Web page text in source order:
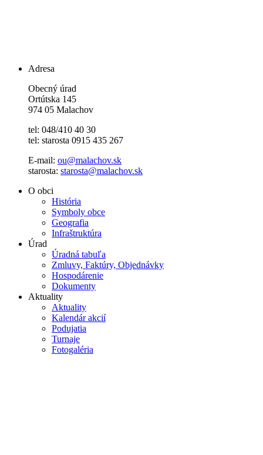
Adresa
Obecný úrad
Ortútska 145
974 05 Malachov
tel: 048/410 40 30
tel: starosta 0915 435 267
E-mail: ou@malachov.sk
starosta: starosta@malachov.sk
O obci
História
Symboly obce
Geografia
Infraštruktúra
Úrad
Úradná tabuľa
Zmluvy, Faktúry, Objednávky
Hospodárenie
Dokumenty
Aktuality
Aktuality
Kalendár akcií
Podujatia
Turnaje
Fotogaléria